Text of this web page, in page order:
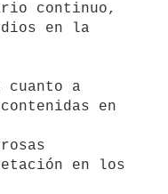
continuo,
en la
cuanto a
en
en los